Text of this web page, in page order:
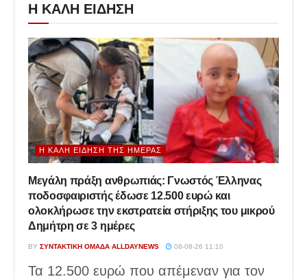
Η ΚΑΛΗ ΕΙΔΗΣΗ
Η ΚΑΛΉ ΕΊΔΗΣΗ ΤΗΣ ΗΜΈΡΑΣ
Μεγάλη πράξη ανθρωπιάς: Γνωστός Έλληνας
ποδοσφαιριστής έδωσε 12.500 ευρώ και
ολοκλήρωσε την εκστρατεία στήριξης του μικρού
Δημήτρη σε 3 ημέρες
BY ΣΥΝΤΑΚΤΙΚΉ ΟΜΆΔΑ ALLDAYNEWS 08-08-26 11:10
Τα 12.500 ευρώ που απέμεναν για τον